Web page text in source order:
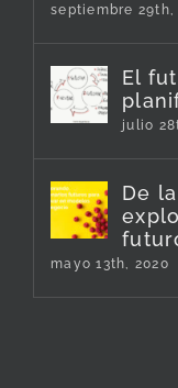
septiembre 29th,
El
julio
De
mayo 13th, 2020